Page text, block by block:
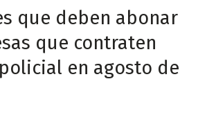
que deben abonar
que contraten
en agosto de